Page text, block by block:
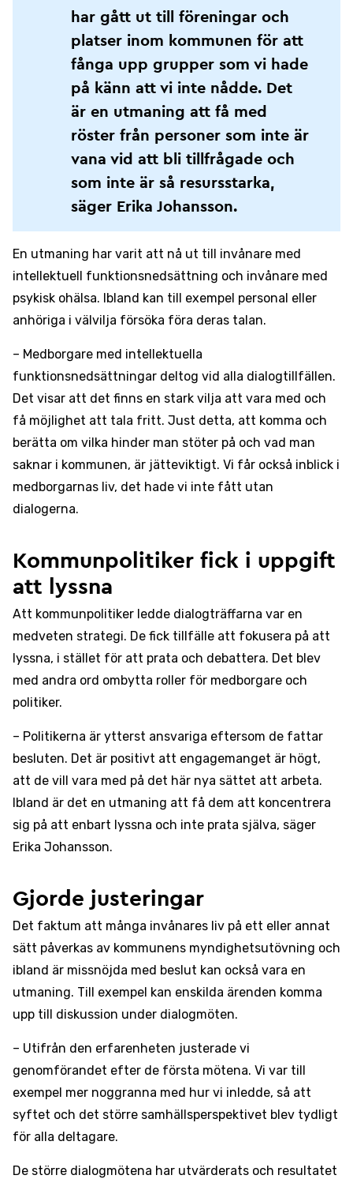
har gått ut till föreningar och
platser inom kommunen för att
fånga upp grupper som vi hade
på känn att vi inte nådde. Det
är en utmaning att få med
röster från personer som inte är
vana vid att bli tillfrågade och
som inte är så resursstarka,
säger Erika Johansson.
En utmaning har varit att nå ut till invånare med
intellektuell funktionsnedsättning och invånare med
psykisk ohälsa. Ibland kan till exempel personal eller
anhöriga i välvilja försöka föra deras talan.
– Medborgare med intellektuella
funktionsnedsättningar deltog vid alla dialogtillfällen.
Det visar att det finns en stark vilja att vara med och
få möjlighet att tala fritt. Just detta, att komma och
berätta om vilka hinder man stöter på och vad man
saknar i kommunen, är jätteviktigt. Vi får också inblick i
medborgarnas liv, det hade vi inte fått utan
dialogerna.
Kommunpolitiker fick i uppgift
att lyssna
Att kommunpolitiker ledde dialogträffarna var en
medveten strategi. De fick tillfälle att fokusera på att
lyssna, i stället för att prata och debattera. Det blev
med andra ord ombytta roller för medborgare och
politiker.
– Politikerna är ytterst ansvariga eftersom de fattar
besluten. Det är positivt att engagemanget är högt,
att de vill vara med på det här nya sättet att arbeta.
Ibland är det en utmaning att få dem att koncentrera
sig på att enbart lyssna och inte prata själva, säger
Erika Johansson.
Gjorde justeringar
Det faktum att många invånares liv på ett eller annat
sätt påverkas av kommunens myndighetsutövning och
ibland är missnöjda med beslut kan också vara en
utmaning. Till exempel kan enskilda ärenden komma
upp till diskussion under dialogmöten.
– Utifrån den erfarenheten justerade vi
genomförandet efter de första mötena. Vi var till
exempel mer noggranna med hur vi inledde, så att
syftet och det större samhällsperspektivet blev tydligt
för alla deltagare.
De större dialogmötena har utvärderats och resultatet